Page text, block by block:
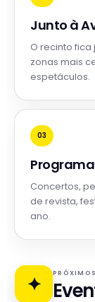
Junto à
O recinto fica
zonas mais
espetáculos.
03
Concertos,
de revista,
ano.
✦